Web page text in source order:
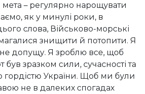
– регулярно нарощувати
як у минулі роки, в
слова, Військово-морські
знищити й потопити. Я
допущу. Я зроблю все, щоб
був зразком сили, сучасності та
гордістю України. Щоб ми були
не в далеких спогадах